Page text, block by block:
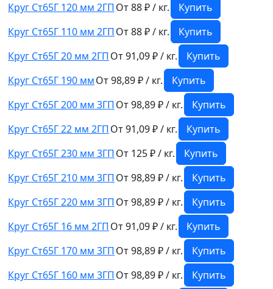
Круг Ст65Г 120 мм 2ГПОт 88 ₽ / кг.
Купить
Круг Ст65Г 110 мм 2ГПОт 88 ₽ / кг.
Купить
Круг Ст65Г 20 мм 2ГПОт 91,09 ₽ / кг.
Купить
Круг Ст65Г 190 ммОт 98,89 ₽ / кг.
Купить
Круг Ст65Г 200 мм 3ГПОт 98,89 ₽ / кг.
Купить
Круг Ст65Г 22 мм 2ГПОт 91,09 ₽ / кг.
Купить
Круг Ст65Г 230 мм 3ГПОт 125 ₽ / кг.
Купить
Круг Ст65Г 210 мм 3ГПОт 98,89 ₽ / кг.
Купить
Круг Ст65Г 220 мм 3ГПОт 98,89 ₽ / кг.
Купить
Круг Ст65Г 16 мм 2ГПОт 91,09 ₽ / кг.
Купить
Круг Ст65Г 170 мм 3ГПОт 98,89 ₽ / кг.
Купить
Круг Ст65Г 160 мм 3ГПОт 98,89 ₽ / кг.
Купить